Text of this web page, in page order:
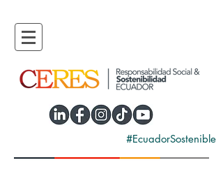
#EcuadorSostenible